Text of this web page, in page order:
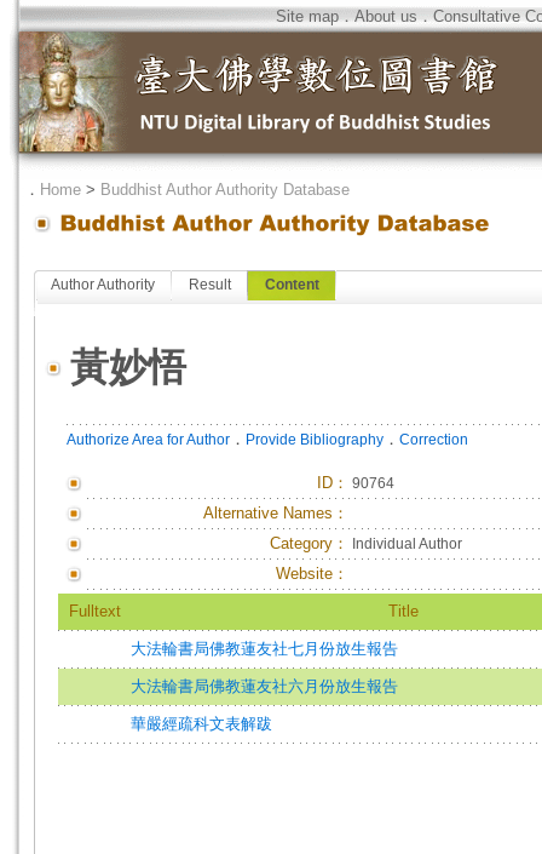
Site map．About us．Consultative
． Home > Buddhist Author Authority Database
Author Authority Result Content
黃妙悟
Authorize Area for Author ． Provide Bibliography ． Correction
ID ： 90764
Alternative Names：
Category：
Individual Author
Website：
Fulltext Title
大法輪書局佛教蓮友社七月份放生報告
大法輪書局佛教蓮友社六月份放生報告
華嚴經疏科文表解跋